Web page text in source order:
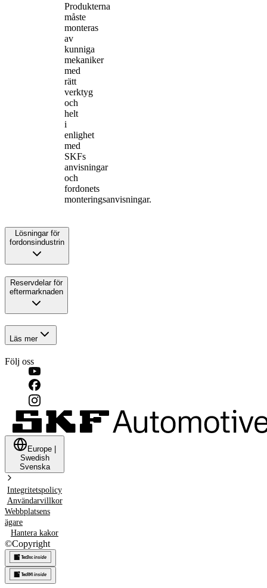
Produkterna
måste
monteras
av
kunniga
mekaniker
med
rätt
verktyg
och
helt
i
enlighet
med
SKFs
anvisningar
och
fordonets
monteringsanvisningar.
Lösningar för
fordonsindustrin
Reservdelar för
eftermarknaden
Läs mer
Följ oss
Europe
Swedish
Svenska
Integritetspolicy
Användarvillkor
Webbplatsens
ägare
Hantera kakor
©Copyright